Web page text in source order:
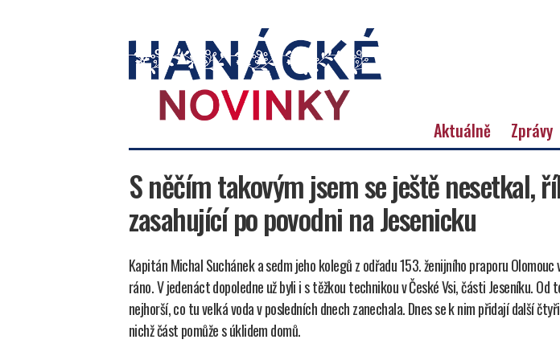
novinky
Aktuálně Zprávy
S něčím takovým jsem se ještě nesetkal,
zasahující po povodni na Jesenicku
Kapitán Michal Suchánek a sedm jeho kolegů z odřadu 153. ženijního praporu
ráno. V jedenáct dopoledne už byli i s těžkou technikou v České Vsi, části Jeseníku. Od
nejhorší, co tu velká voda v posledních dnech zanechala. Dnes se k nim přidají další
nichž část pomůže s úklidem domů.